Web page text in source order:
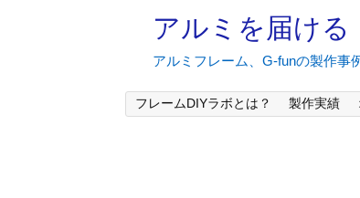
アルミを届ける
アルミフレーム、G-funの製作事
フレームDIYラボとは？ 製作実績